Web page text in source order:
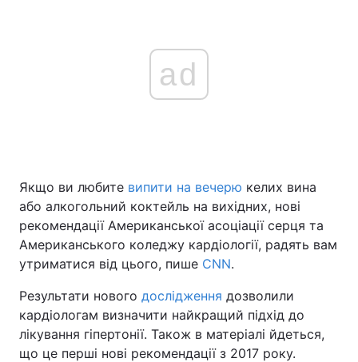
ad
Якщо ви любите випити на вечерю келих вина
або алкогольний коктейль на вихідних, нові
рекомендації Американської асоціації серця та
Американського коледжу кардіології, радять вам
утриматися від цього, пише CNN.
Результати нового дослідження дозволили
кардіологам визначити найкращий підхід до
лікування гіпертонії. Також в матеріалі йдеться,
що це перші нові рекомендації з 2017 року.